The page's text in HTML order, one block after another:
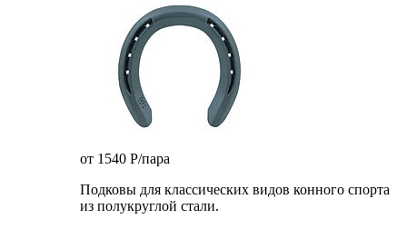
от 1540 P/пара
Подковы для классических видов конного спорта
из полукруглой стали.